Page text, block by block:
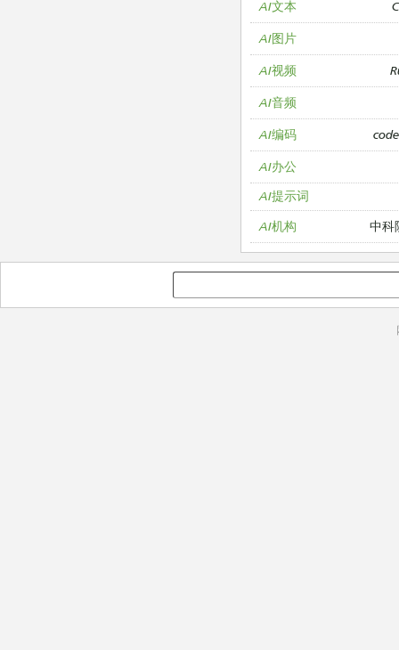
AI文本
AI图片
AI视频
AI音频
AI编码
AI办公
AI提示词
AI机构
中科